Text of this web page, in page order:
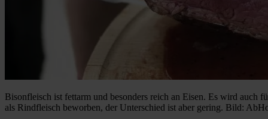
Bisonfleisch ist fettarm und besonders reich an Eisen. Es wird auch
als Rindfleisch beworben, der Unterschied ist aber gering. Bild: